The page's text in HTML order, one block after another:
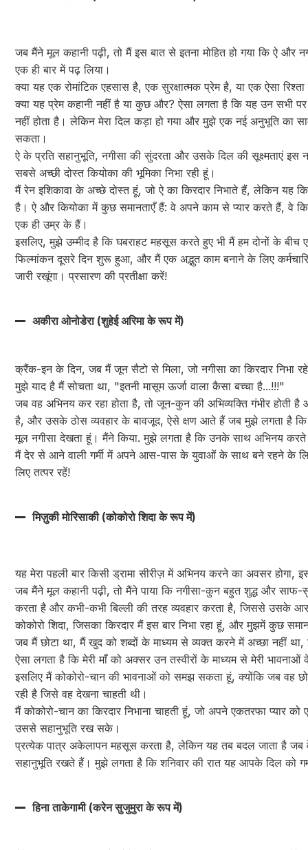
जब मैंने मूल कहानी पढ़ी, तो मैं इस बात से इतना मोहित हो गया कि ऐ
एक ही बार में पढ़ लिया।
क्या यह एक रोमांटिक एहसास है, एक सुरक्षात्मक प्रेम है, या एक ऐसा
क्या यह प्रेम कहानी नहीं है या कुछ और? ऐसा लगता है कि यह उन सभी
नहीं होता है। लेकिन मेरा दिल कड़ा हो गया और मुझे एक नई अनुभूति का
सकता।
ऐ के प्रति सहानुभूति, नगीसा की सुंदरता और उसके दिल की सूक्ष्मताएं इस
सबसे अच्छी दोस्त कियोका की भूमिका निभा रही हूं।
मैं रेन इशिकावा के अच्छे दोस्त हूं, जो ऐ का किरदार निभाते हैं, लेकिन यह
है। ऐ और कियोका में कुछ समानताएँ हैं: वे अपने काम से प्यार करते हैं, वे
एक ही उम्र के हैं।
इसलिए, मुझे उम्मीद है कि घबराहट महसूस करते हुए भी मैं हम दोनों के बीच
फिल्मांकन दूसरे दिन शुरू हुआ, और मैं एक अद्भुत काम बनाने के लिए
जारी रखूंगा। प्रसारण की प्रतीक्षा करें!
अकीरा ओनोडेरा (शुहेई अरिमा के रूप में)
क्रैंक-इन के दिन, जब मैं जून सैटो से मिला, जो नगीसा का किरदार निभा
मुझे याद है मैं सोचता था, "इतनी मासूम ऊर्जा वाला कैसा बच्चा है...!!!"
जब वह अभिनय कर रहा होता है, तो जून-कुन की अभिव्यक्ति गंभीर
है, और उसके ठोस व्यवहार के बावजूद, ऐसे क्षण आते हैं जब मुझे लगता है
मूल नगीसा देखता हूं। मैंने किया. मुझे लगता है कि उनके साथ अभिनय करते
मैं देर से आने वाली गर्मी में अपने आस-पास के युवाओं के साथ बने रहने के
लिए तत्पर रहें!
मिज़ुकी मोरिसाकी (कोकोरो शिदा के रूप में)
यह मेरा पहली बार किसी ड्रामा सीरीज़ में अभिनय करने का अवसर
जब मैंने मूल कहानी पढ़ी, तो मैंने पाया कि नगीसा-कुन बहुत शुद्ध और साफ-
करता है और कभी-कभी बिल्ली की तरह व्यवहार करता है, जिससे उसके
कोकोरो शिदा, जिसका किरदार मैं इस बार निभा रहा हूं, और मुझमें कुछ
जब मैं छोटा था, मैं खुद को शब्दों के माध्यम से व्यक्त करने में अच्छा नहीं था,
ऐसा लगता है कि मेरी माँ को अक्सर उन तस्वीरों के माध्यम से मेरी
इसलिए मैं कोकोरो-चान की भावनाओं को समझ सकता हूं, क्योंकि जब वह
रही है जिसे वह देखना चाहती थी।
मैं कोकोरो-चान का किरदार निभाना चाहती हूं, जो अपने एकतरफा प्यार
उससे सहानुभूति रख सके।
प्रत्येक पात्र अकेलापन महसूस करता है, लेकिन यह तब बदल जाता है जब
सहानुभूति रखते हैं। मुझे लगता है कि शनिवार की रात यह आपके दिल को
हिना ताकेगामी (करेन सुजुमुरा के रूप में)